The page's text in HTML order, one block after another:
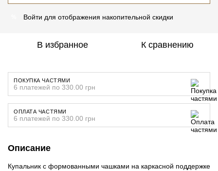
Войти для отображения накопительной скидки
В избранное К сравнению
ПОКУПКА ЧАСТЯМИ
6 платежей по 330.00 грн
ОПЛАТА ЧАСТЯМИ
6 платежей по 330.00 грн
Описание
Купальник с формованными чашками на каркасной поддержке